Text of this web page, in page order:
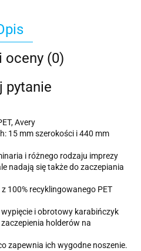
oceny (0)
pytanie
Avery
15 mm szerokości i 440 mm
i różnego rodzaju imprezy
nadają się także do zaczepiania
100% recyklingowanego PET
wypięcie i obrotowy karabińczyk
holderów na
zapewnia ich wygodne noszenie.